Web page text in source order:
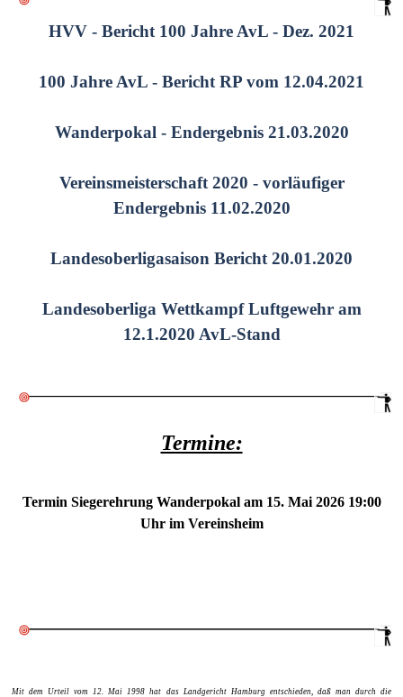
HVV - Bericht 100 Jahre AvL - Dez. 2021
100 Jahre AvL - Bericht RP vom 12.04.2021
Wanderpokal - Endergebnis 21.03.2020
Vereinsmeisterschaft 2020 - vorläufiger
Endergebnis 11.02.2020
Landesoberligasaison Bericht 20.01.2020
Landesoberliga Wettkampf Luftgewehr am
12.1.2020 AvL-Stand
Termine:
Termin Siegerehrung Wanderpokal am 15. Mai 2026 19:00
Uhr im Vereinsheim
Mit dem Urteil vom 12. Mai 1998 hat das Landgericht Hamburg entschieden, daß man durch die